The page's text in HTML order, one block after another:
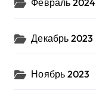
Февраль 2024
Декабрь 2023
Ноябрь 2023